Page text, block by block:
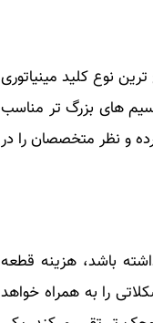
نوع کلید مینیاتوری
های بزرگ تر مناسب
و نظر متخصصان را در
باشد، هزینه قطعه
را به همراه خواهد